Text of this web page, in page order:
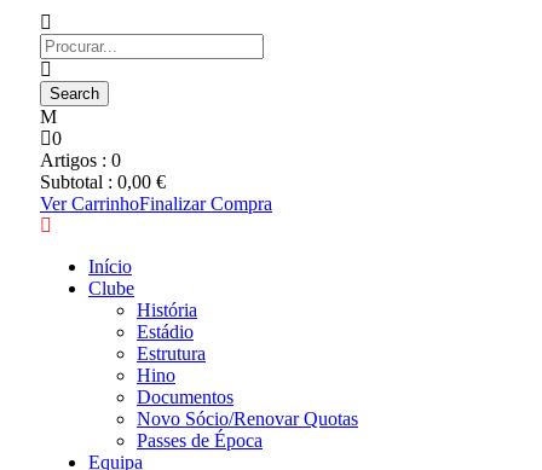
0
Artigos : 0
Subtotal : 0,00 €
Ver CarrinhoFinalizar Compra
Início
Clube
História
Estádio
Estrutura
Hino
Documentos
Novo Sócio/Renovar Quotas
Passes de Época
Equipa